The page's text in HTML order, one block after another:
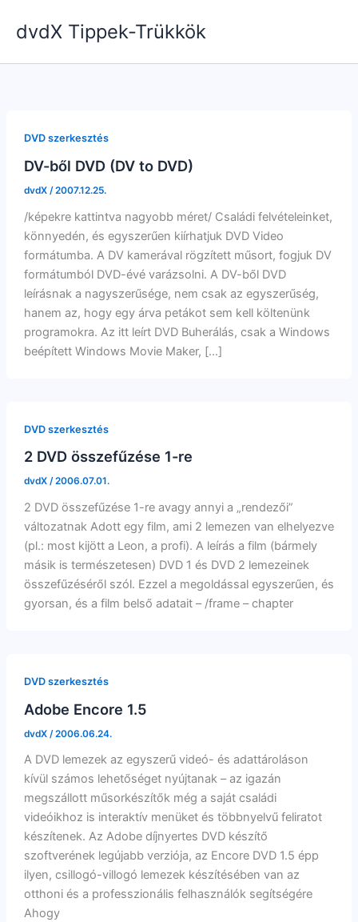
dvdX Tippek-Trükkök
DVD szerkesztés
DV-ből DVD (DV to DVD)
dvdX /2007.12.25.
/képekre kattintva nagyobb méret/ Családi felvételeinket,
könnyedén, és egyszerűen kiírhatjuk DVD Video
formátumba. A DV kamerával rögzített műsort, fogjuk DV
formátumból DVD-évé varázsolni. A DV-ből DVD
leírásnak a nagyszerűsége, nem csak az egyszerűség,
hanem az, hogy egy árva petákot sem kell költenünk
programokra. Az itt leírt DVD Buherálás, csak a Windows
beépített Windows Movie Maker, […]
DVD szerkesztés
2 DVD összefűzése 1-re
dvdX /2006.07.01.
2 DVD összefűzése 1-re avagy annyi a „rendezői”
változatnak Adott egy film, ami 2 lemezen van elhelyezve
(pl.: most kijött a Leon, a profi). A leírás a film (bármely
másik is természetesen) DVD 1 és DVD 2 lemezeinek
összefűzéséről szól. Ezzel a megoldással egyszerűen, és
gyorsan, és a film belső adatait – /frame – chapter
DVD szerkesztés
Adobe Encore 1.5
dvdX /2006.06.24.
A DVD lemezek az egyszerű videó- és adattároláson
kívül számos lehetőséget nyújtanak – az igazán
megszállott műsorkészítők még a saját családi
videóikhoz is interaktív menüket és többnyelvű feliratot
készítenek. Az Adobe díjnyertes DVD készítő
szoftverének legújabb verziója, az Encore DVD 1.5 épp
ilyen, csillogó-villogó lemezek készítésében van az
otthoni és a professzionális felhasználók segítségére
Ahogy